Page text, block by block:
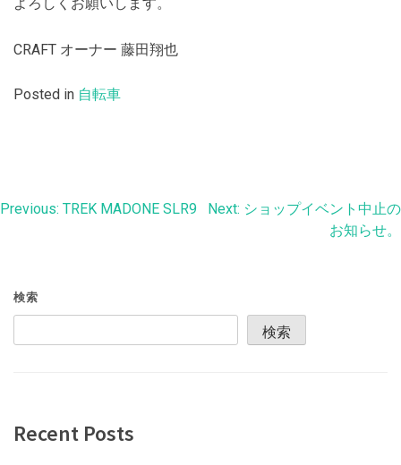
よろしくお願いします。
CRAFT オーナー 藤田翔也
Posted in 自転車
投
ビ
ゲ
ョ
Previous: TREK MADONE SLR9 Next: ショップイベント中止の
お知らせ。
検索
検索
Recent Posts